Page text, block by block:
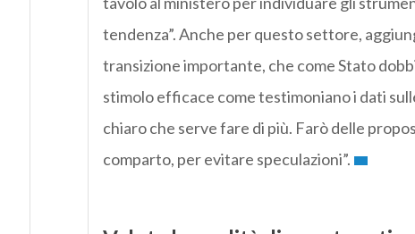
tendenza”. Anche per questo settore,
transizione importante, che come Stato
stimolo efficace come testimoniano i dati
chiaro che serve fare di più. Farò delle
comparto, per evitare speculazioni”.